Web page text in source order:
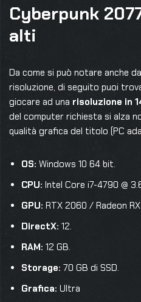
Cyberpunk
alti
Da come si può notare anche
risoluzione, di seguito puoi
giocare ad una risoluzione in
del computer richiesta si alza
qualità grafica del titolo (PC
OS: Windows 10 64 bit.
CPU: Intel Core i7-4790 @
GPU: RTX 2060 / Radeon
DirectX: 12.
RAM: 12 GB.
Storage: 70 GB di SSD.
Grafica: Ultra